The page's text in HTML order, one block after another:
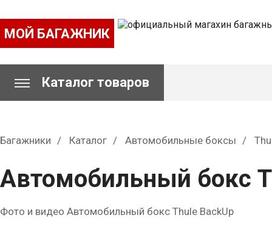
МОЙ БАГАЖНИК
Каталог товаров
Багажники Каталог Автомобильные боксы
Автомобильный бокс
Фото и видео Автомобильный бокс Thule BackUp